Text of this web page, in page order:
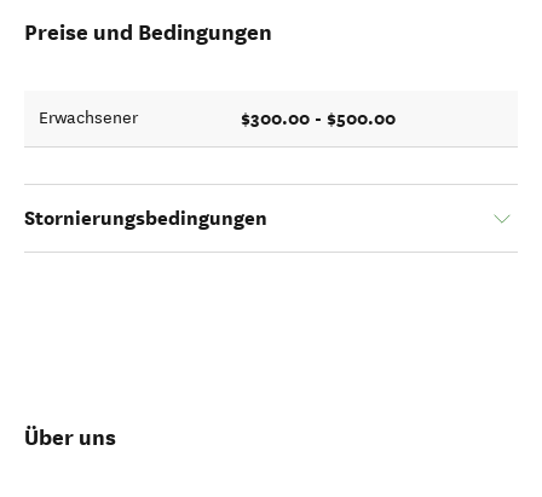
Preise und Bedingungen
Erwachsener $300.00 - $500.00
Stornierungsbedingungen
Über uns